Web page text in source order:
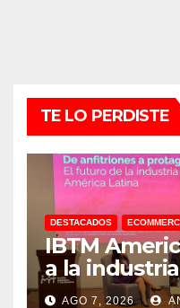
TE LO PERDISTE
DESTACADOS
IBTM
a la
AGO 7, 2026